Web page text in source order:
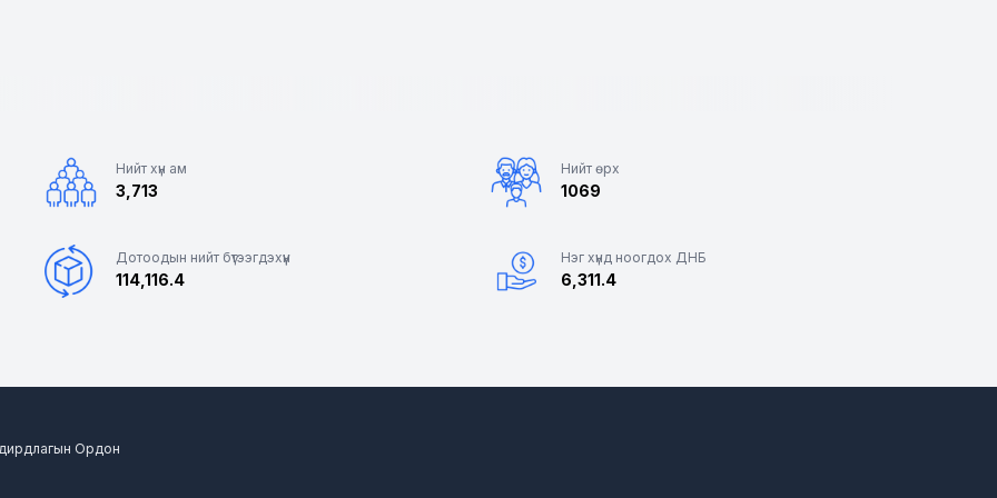
Нийт хүн ам
3,713
Нийт өрх
1069
Дотоодын нийт бүтээгдэхүүн
114,116.4
Нэг хүнд ноогдох ДНБ
6,311.4
Ордон